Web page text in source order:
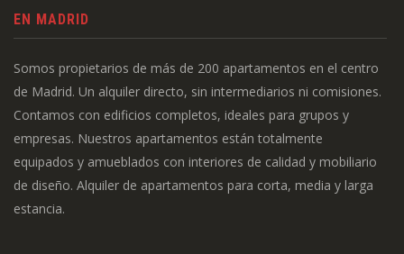
EN MADRID
Somos propietarios de más de 200 apartamentos en el centro
de Madrid. Un alquiler directo, sin intermediarios ni comisiones.
Contamos con edificios completos, ideales para grupos y
empresas. Nuestros apartamentos están totalmente
equipados y amueblados con interiores de calidad y mobiliario
de diseño. Alquiler de apartamentos para corta, media y larga
estancia.